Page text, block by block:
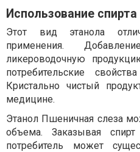
Использование
Этот вид этанола
применения.
ликероводочную
потребительские
Кристально чистый
медицине.
Этанол Пшеничная слеза
объема. Заказывая
потребитель может